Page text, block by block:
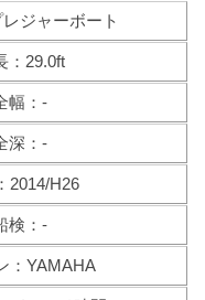
ジャーボート
：29.0ft
幅：-
深：-
2014/H26
検：-
：YAMAHA